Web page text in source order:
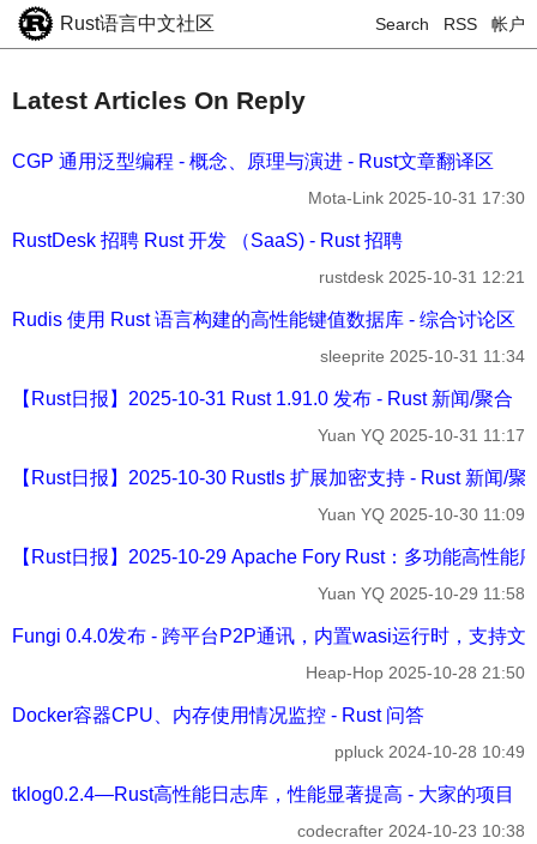
Rust语言中文社区 Search RSS 帐户
Latest Articles On Reply
CGP 通用泛型编程 - 概念、原理与演进 - Rust文章翻译区
Mota-Link 2025-10-31 17:30
RustDesk 招聘 Rust 开发 （SaaS) - Rust 招聘
rustdesk 2025-10-31 12:21
Rudis 使用 Rust 语言构建的高性能键值数据库 - 综合讨论区
sleeprite 2025-10-31 11:34
【Rust日报】2025-10-31 Rust 1.91.0 发布 - Rust 新闻/聚合
Yuan YQ 2025-10-31 11:17
【Rust日报】2025-10-30 Rustls 扩展加密支持 - Rust 新闻/聚
Yuan YQ 2025-10-30 11:09
【Rust日报】2025-10-29 Apache Fory Rust：多功能高性能
Yuan YQ 2025-10-29 11:58
Fungi 0.4.0发布 - 跨平台P2P通讯，内置wasi运行时，支持
Heap-Hop 2025-10-28 21:50
Docker容器CPU、内存使用情况监控 - Rust 问答
ppluck 2024-10-28 10:49
tklog0.2.4—Rust高性能日志库，性能显著提高 - 大家的项目
codecrafter 2024-10-23 10:38